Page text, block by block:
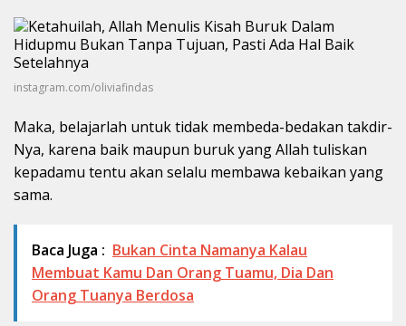
instagram.com/oliviafindas
Maka, belajarlah untuk tidak membeda-bedakan takdir-
Nya, karena baik maupun buruk yang Allah tuliskan
kepadamu tentu akan selalu membawa kebaikan yang
sama.
Baca Juga : Bukan Cinta Namanya Kalau
Membuat Kamu Dan Orang Tuamu, Dia Dan
Orang Tuanya Berdosa